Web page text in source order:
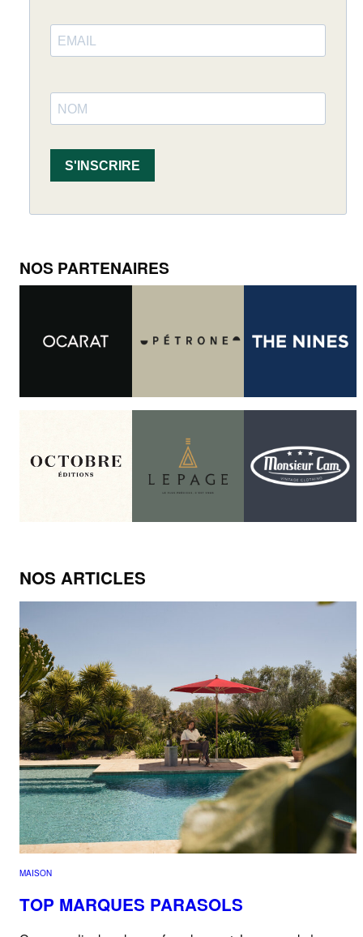
S'INSCRIRE
NOS PARTENAIRES
NOS ARTICLES
MAISON
TOP MARQUES PARASOLS